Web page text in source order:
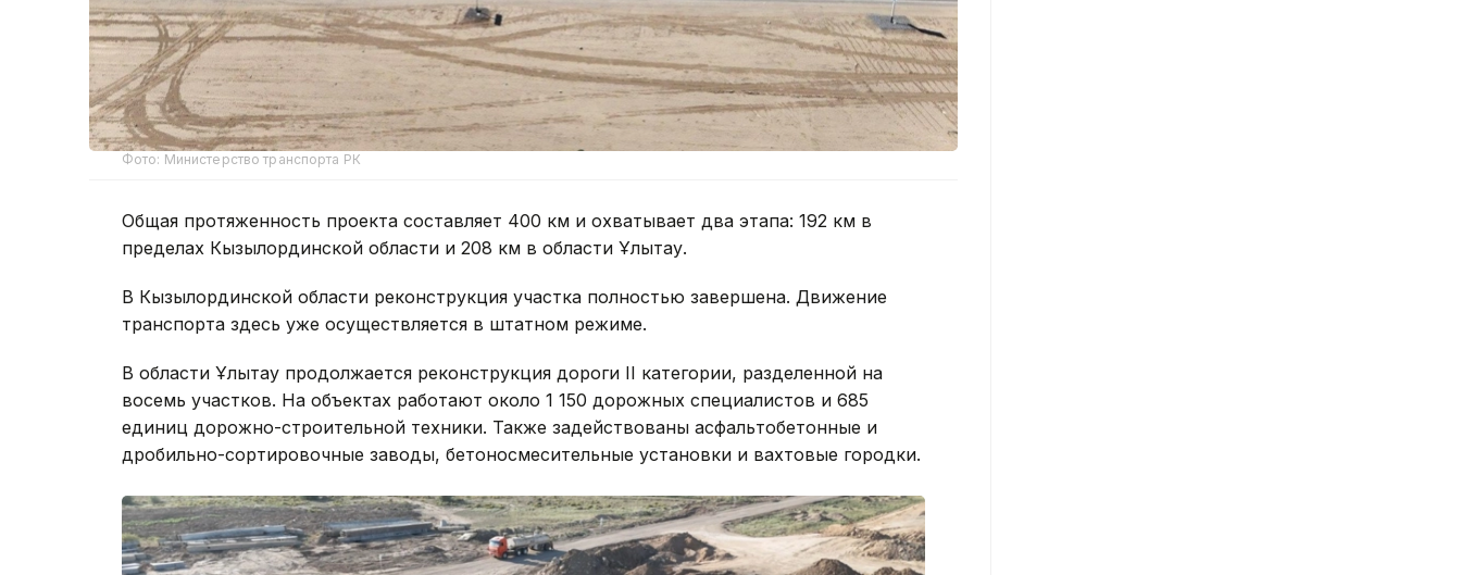
Фото: Министерство транспорта РК
Общая протяженность проекта составляет 400 км и охватывает два этапа: 192 км в
пределах Кызылординской области и 208 км в области Ұлытау.
В Кызылординской области реконструкция участка полностью завершена. Движение
транспорта здесь уже осуществляется в штатном режиме.
В области Ұлытау продолжается реконструкция дороги II категории, разделенной на
восемь участков. На объектах работают около 1 150 дорожных специалистов и 685
единиц дорожно-строительной техники. Также задействованы асфальтобетонные и
дробильно-сортировочные заводы, бетоносмесительные установки и вахтовые городки.